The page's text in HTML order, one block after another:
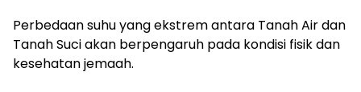
Perbedaan suhu yang ekstrem antara Tanah Air dan
Tanah Suci akan berpengaruh pada kondisi fisik dan
kesehatan jemaah.